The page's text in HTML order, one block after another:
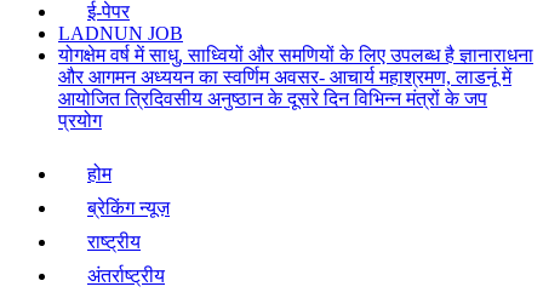
ई-पेपर
LADNUN JOB
योगक्षेम वर्ष में साधु, साध्वियों और समणियों के लिए उपलब्ध है ज्ञानाराधना
और आगमन अध्ययन का स्वर्णिम अवसर- आचार्य महाश्रमण, लाडनूं में
आयोजित त्रिदिवसीय अनुष्ठान के दूसरे दिन विभिन्न मंत्रों के जप
प्रयोग
होम
ब्रेकिंग न्यूज़
राष्ट्रीय
अंतर्राष्ट्रीय